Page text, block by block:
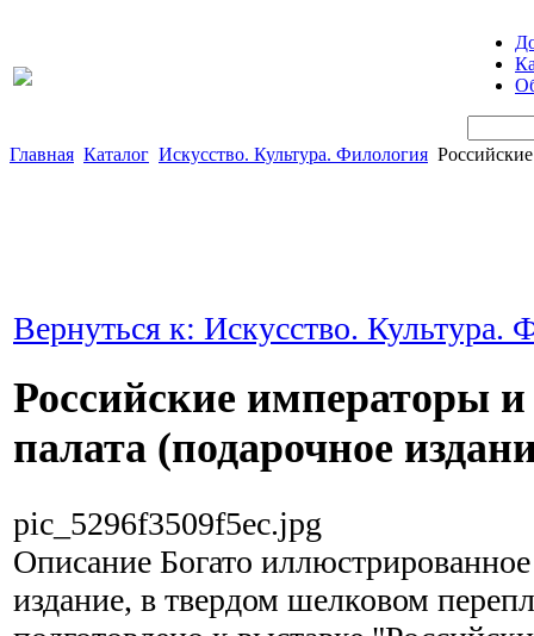
Главная Каталог Искусство. Культура. Филология
Вернуться к: Искусство. Культура.
Российские императоры
палата (подарочное
pic_5296f3509f5ec.jpg
Описание Богато
издание, в твердом шелковом